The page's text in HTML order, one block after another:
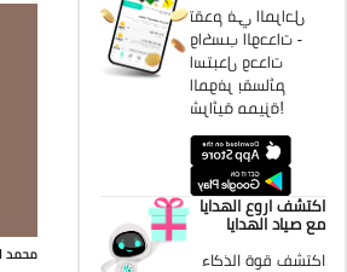
تقدم في المراحل
واكسب الوحدات -
استبدل وحدات
الموفر بقسائم
شرائية مميزة!
اكتشف اروع الهدايا
مع صياد الهدايا
اكتشف قوة الذكاء
محمد